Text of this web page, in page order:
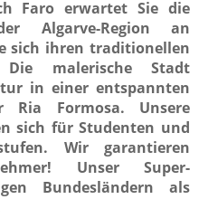
Faro erwartet Sie die
Algarve-Region an
sich ihren traditionellen
malerische Stadt
in einer entspannten
Ria Formosa. Unsere
sich für Studenten und
Wir garantieren
Unser Super-
Bundesländern als